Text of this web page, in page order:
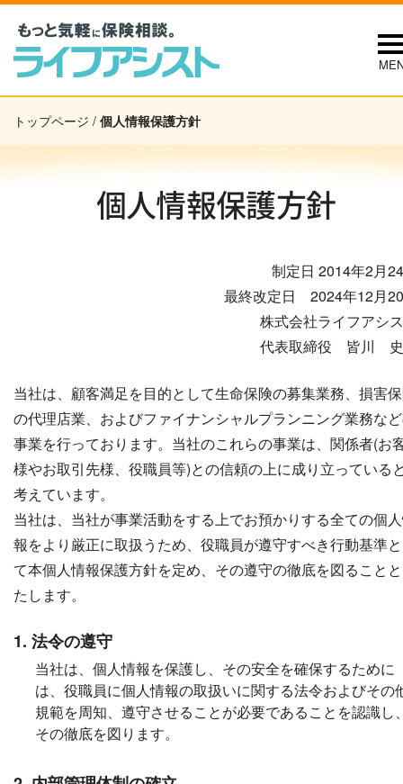
トップページ / 個人情報保護方針
個人情報保護方針
制定日 2014年2月
最終改定日 2024年12月
株式会社ライフアシ
代表取締役 皆川
当社は、顧客満足を目的として生命保険の募集業務、損害
の代理店業、およびファイナンシャルプランニング業務な
事業を行っております。当社のこれらの事業は、関係者(お
様やお取引先様、役職員等)との信頼の上に成り立っている
考えています。
当社は、当社が事業活動をする上でお預かりする全ての個
報をより厳正に取扱うため、役職員が遵守すべき行動基準
て本個人情報保護方針を定め、その遵守の徹底を図ること
たします。
1. 法令の遵守
当社は、個人情報を保護し、その安全を確保するために
は、役職員に個人情報の取扱いに関する法令およびその
規範を周知、遵守させることが必要であることを認識し
その徹底を図ります。